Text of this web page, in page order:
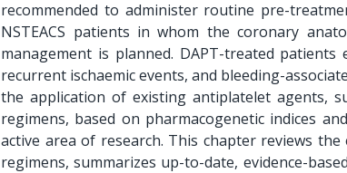
recommended to administer routine pre-
NSTEACS patients in whom the coronary
management is planned. DAPT-treated patients
recurrent ischaemic events, and bleeding-
the application of existing antiplatelet agents,
regimens, based on pharmacogenetic indices
active area of research. This chapter reviews
regimens, summarizes up-to-date, evidence-